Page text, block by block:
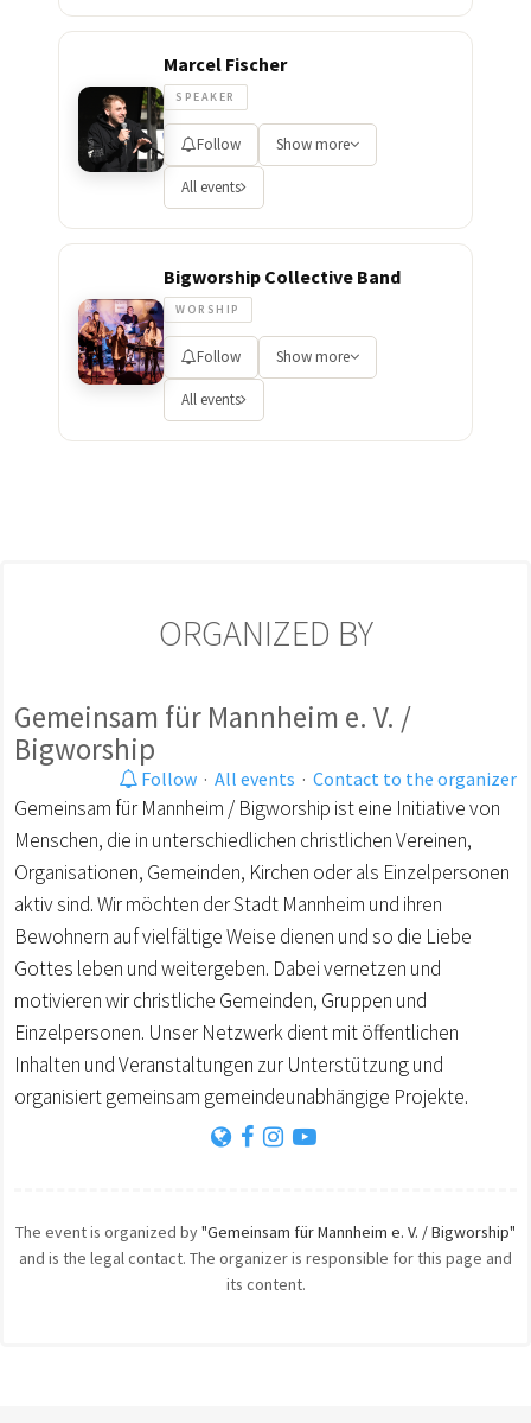
Marcel Fischer
SPEAKER
Follow Show more
All events
Bigworship Collective Band
WORSHIP
Follow Show more
All events
ORGANIZED BY
Gemeinsam für Mannheim e. V. /
Bigworship
Follow · All events · Contact to the organizer
Gemeinsam für Mannheim / Bigworship ist eine Initiative von
Menschen, die in unterschiedlichen christlichen Vereinen,
Organisationen, Gemeinden, Kirchen oder als Einzelpersonen
aktiv sind. Wir möchten der Stadt Mannheim und ihren
Bewohnern auf vielfältige Weise dienen und so die Liebe
Gottes leben und weitergeben. Dabei vernetzen und
motivieren wir christliche Gemeinden, Gruppen und
Einzelpersonen. Unser Netzwerk dient mit öffentlichen
Inhalten und Veranstaltungen zur Unterstützung und
organisiert gemeinsam gemeindeunabhängige Projekte.
The event is organized by"Gemeinsam für Mannheim e. V. / Bigworship"
and is the legal contact. The organizer is responsible for this page and
its content.